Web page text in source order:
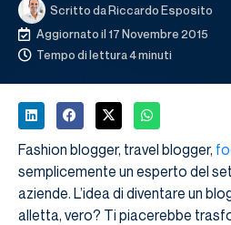
Scritto daRiccardo Esposito
Aggiornato il 17 Novembre 2015
Tempo di lettura 4 minuti
Fashion blogger, travel blogger,
semplicemente un esperto del
aziende. L’idea di diventare un
alletta, vero? Ti piacerebbe